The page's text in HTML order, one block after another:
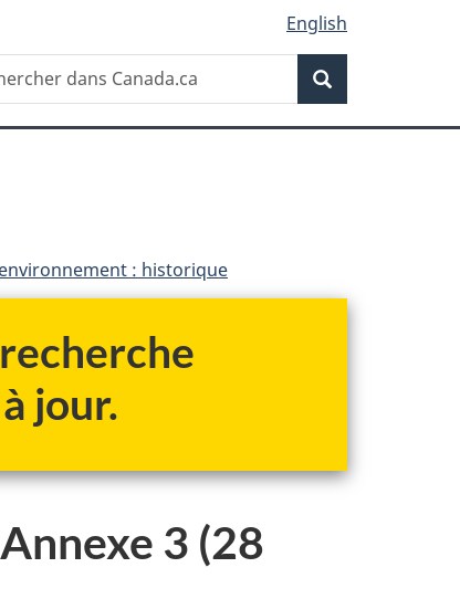
English
: historique
jour.
3 (28